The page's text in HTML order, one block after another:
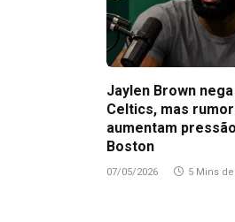
Jaylen Brown
Celtics, mas
aumentam
Boston
07/05/2026 5 Mins